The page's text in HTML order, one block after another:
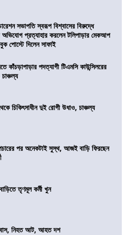
সভাপতি স্বরূপ বিশ্বাসের বিরুদ্ধে
অভিযোগ প্রত্যাহার করলেন টলিপাড়ার মেকআপ
পোস্টে দিলেন সাফাই
কাঁচড়াপাড়ার পদত্যাগী টিএমসি কাউন্সিলরের
চিকিৎসাধীন দুই রোগী উধাও, চাঞ্চল্য
পর অনেকটাই সুস্থ, আজই বাড়ি ফিরছেন
তৃণমূল কর্মী খুন
বাস, নিহত আট, আহত দশ